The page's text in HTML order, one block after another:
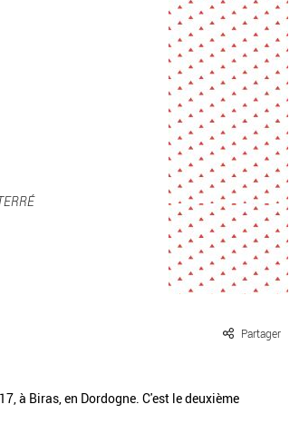
La pierre
Partager
à Biras, en Dordogne. C'est le deuxième